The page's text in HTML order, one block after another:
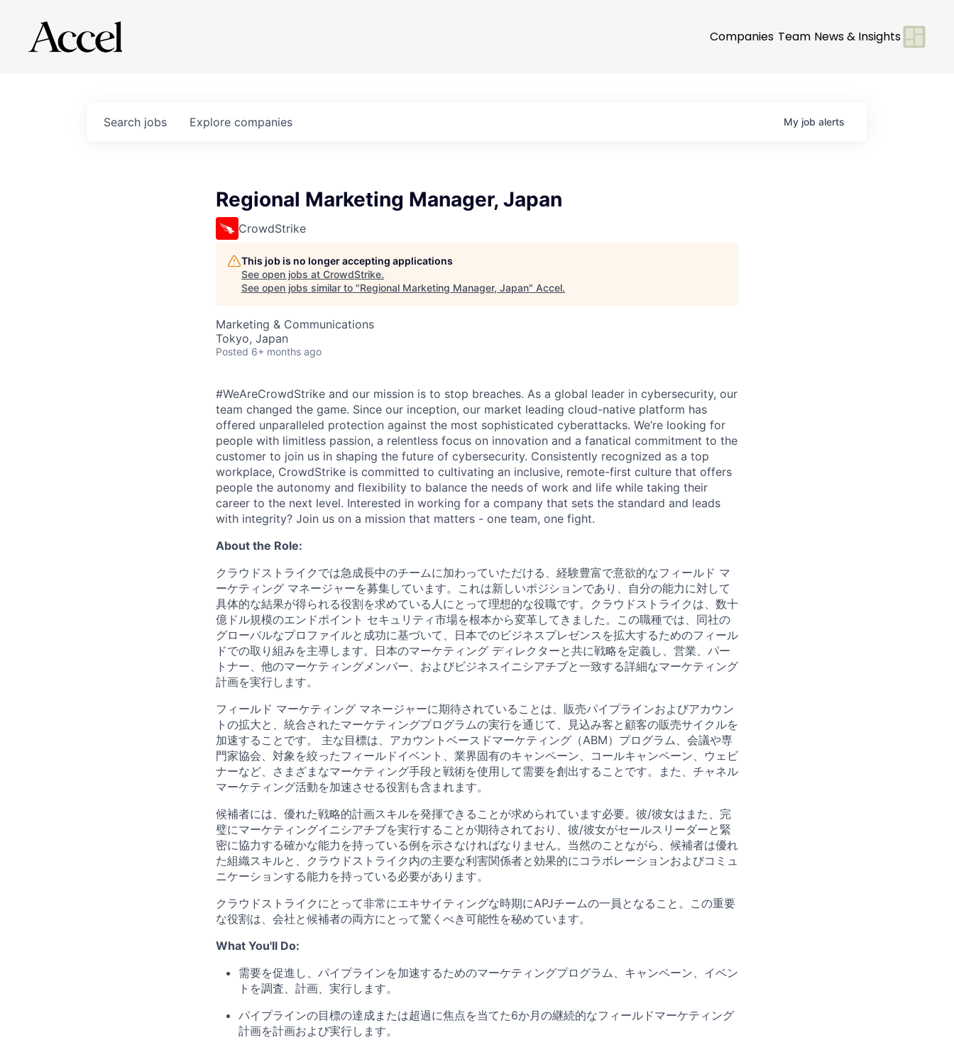
Companies Team News & Insights
Search jobs Explore companies My job alerts
Regional Marketing Manager, Japan
CrowdStrike
This job is no longer accepting applications
See open jobs at CrowdStrike.
See open jobs similar to "Regional Marketing Manager, Japan" Accel.
Marketing & Communications
Tokyo, Japan
Posted 6+ months ago
​​#WeAreCrowdStrike and our mission is to stop breaches. As a global leader in cybersecurity, our
team changed the game. Since our inception, our market leading cloud-native platform has
offered unparalleled protection against the most sophisticated cyberattacks. We’re looking for
people with limitless passion, a relentless focus on innovation and a fanatical commitment to the
customer to join us in shaping the future of cybersecurity. Consistently recognized as a top
workplace, CrowdStrike is committed to cultivating an inclusive, remote-first culture that offers
people the autonomy and flexibility to balance the needs of work and life while taking their
career to the next level. Interested in working for a company that sets the standard and leads
with integrity? Join us on a mission that matters - one team, one fight.
About the Role:
クラウドストライクでは急成長中のチームに加わっていただける、経験豊富で意欲的なフィールド マ
ーケティング マネージャーを募集しています。これは新しいポジションであり、自分の能力に対して
具体的な結果が得られる役割を求めている人にとって理想的な役職です。クラウドストライクは、数十
億ドル規模のエンドポイント セキュリティ市場を根本から変革してきました。この職種では、同社の
グローバルなプロファイルと成功に基づいて、日本でのビジネスプレゼンスを拡大するためのフィール
ドでの取り組みを主導します。日本のマーケティング ディレクターと共に戦略を定義し、営業、パー
トナー、他のマーケティングメンバー、およびビジネスイニシアチブと一致する詳細なマーケティング
計画を実行します。
フィールド マーケティング マネージャーに期待されていることは、販売パイプラインおよびアカウン
トの拡大と、統合されたマーケティングプログラムの実行を通じて、見込み客と顧客の販売サイクルを
加速することです。 主な目標は、アカウントベースドマーケティング（ABM）プログラム、会議や専
門家協会、対象を絞ったフィールドイベント、業界固有のキャンペーン、コールキャンペーン、ウェビ
ナーなど、さまざまなマーケティング手段と戦術を使用して需要を創出することです。また、チャネル
マーケティング活動を加速させる役割も含まれます。
候補者には、優れた戦略的計画スキルを発揮できることが求められています必要。彼/彼女はまた、完
璧にマーケティングイニシアチブを実行することが期待されており、彼/彼女がセールスリーダーと緊
密に協力する確かな能力を持っている例を示さなければなりません。当然のことながら、候補者は優れ
た組織スキルと、クラウドストライク内の主要な利害関係者と効果的にコラボレーションおよびコミュ
ニケーションする能力を持っている必要があります。
クラウドストライクにとって非常にエキサイティングな時期にAPJチームの一員となること。この重要
な役割は、会社と候補者の両方にとって驚くべき可能性を秘めています。
What You'll Do:
需要を促進し、パイプラインを加速するためのマーケティングプログラム、キャンペーン、イベン
トを調査、計画、実行します。
パイプラインの目標の達成または超過に焦点を当てた6か月の継続的なフィールドマーケティング
計画を計画および実行します。